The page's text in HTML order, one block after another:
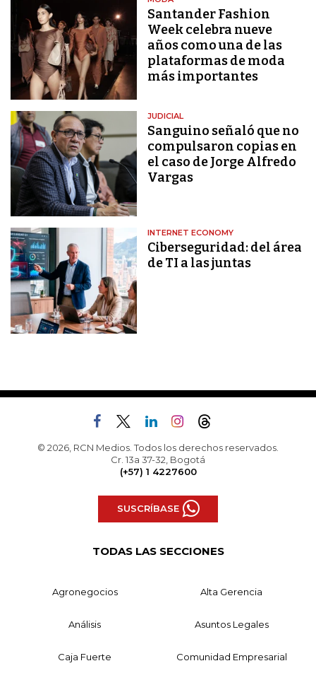
Santander Fashion
Week celebra nueve
años como una de las
plataformas de moda
más importantes
JUDICIAL
Sanguino señaló que no
compulsaron copias en
el caso de Jorge Alfredo
Vargas
INTERNET ECONOMY
Ciberseguridad: del área
de TI a las juntas
© 2026, RCN Medios. Todos los derechos reservados.
Cr. 13a 37-32, Bogotá
(+57) 1 4227600
SUSCRÍBASE
TODAS LAS SECCIONES
Agronegocios Alta Gerencia
Análisis Asuntos Legales
Caja Fuerte Comunidad Empresarial